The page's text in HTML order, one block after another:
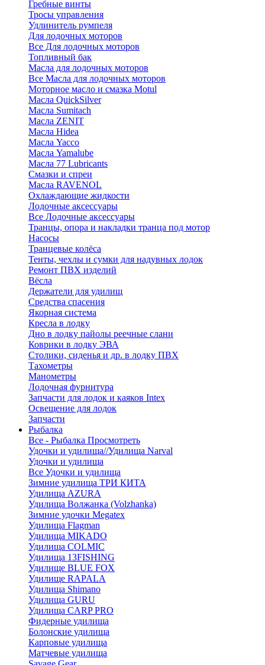
Гребные винты
Тросы управления
Удлинитель румпеля
Для лодочных моторов
Все Для лодочных моторов
Топливный бак
Масла для лодочных моторов
Все Масла для лодочных моторов
Моторное масло и смазка Motul
Масла QuickSilver
Масла Sumitach
Масла ZENIT
Масла Hidea
Масла Yacco
Масла Yamalube
Масла 77 Lubricants
Смазки и спреи
Масла RAVENOL
Охлаждающие жидкости
Лодочные аксессуары
Все Лодочные аксессуары
Транцы, опора и накладки транца под мотор
Насосы
Транцевые колёса
Тенты, чехлы и сумки для надувных лодок
Ремонт ПВХ изделий
Вёсла
Держатели для удилищ
Средства спасения
Якорная система
Кресла в лодку
Дно в лодку пайолы реечные слани
Коврики в лодку ЭВА
Столики, сиденья и др. в лодку ПВХ
Тахометры
Манометры
Лодочная фурнитура
Запчасти для лодок и каяков Intex
Освещение для лодок
Запчасти
Рыбалка
Все - Рыбалка Просмотреть
Удочки и удилища//Удилища Narval
Удочки и удилища
Все Удочки и удилища
Зимние удилища ТРИ КИТА
Удилища AZURA
Удилища Волжанка (Volzhanka)
Зимние удочки Megatex
Удилища Flagman
Удилища MIKADO
Удилища COLMIC
Удилища 13FISHING
Удилище BLUE FOX
Удилище RAPALA
Удилища Shimano
Удилища GURU
Удилища CARP PRO
Фидерные удилища
Болонские удилища
Карповые удилища
Матчевые удилища